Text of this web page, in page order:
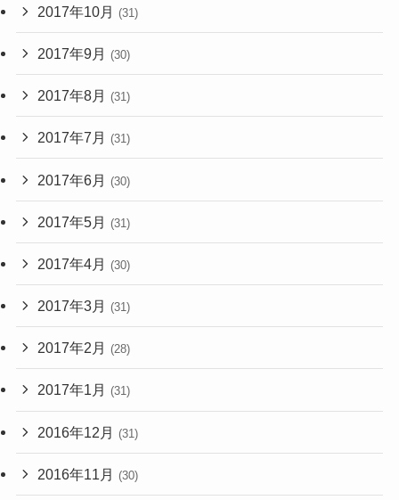
2017年10月 (31)
2017年9月 (30)
2017年8月 (31)
2017年7月 (31)
2017年6月 (30)
2017年5月 (31)
2017年4月 (30)
2017年3月 (31)
2017年2月 (28)
2017年1月 (31)
2016年12月 (31)
2016年11月 (30)